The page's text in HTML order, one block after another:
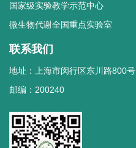
国家级实验教学示范中心
微生物代谢全国重点实验室
联系我们
地址：上海市闵行区东川路800号
邮编：200240